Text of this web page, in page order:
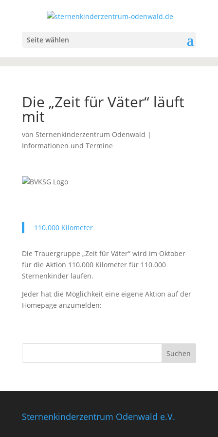
Seite wählen
Die „Zeit für Väter“ läuft
mit
von Sternenkinderzentrum Odenwald |
Informationen und Termine
110.000 Kilometer
Die Trauergruppe „Zeit für Väter“ wird im Oktober
für die Aktion 110.000 Kilometer für 110.000
Sternenkinder laufen.
Jeder hat die Möglichkeit eine eigene Aktion auf der
Homepage anzumelden:
Sternenkinderzentrum Odenwald e.V.